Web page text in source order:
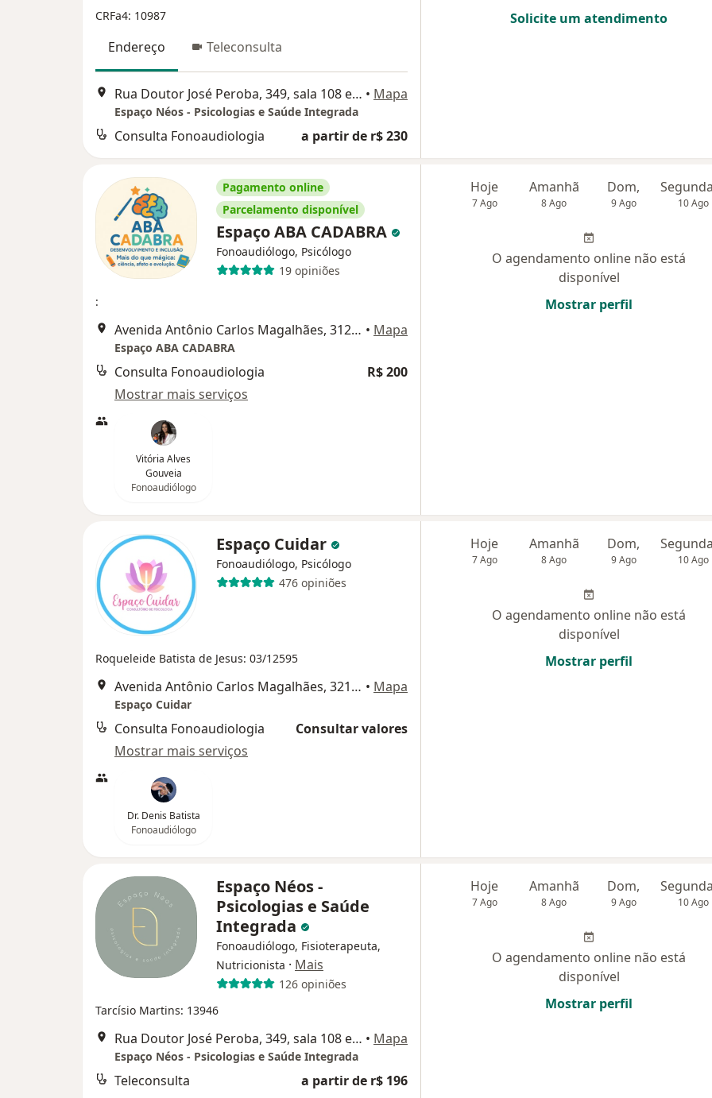
CRFa4: 10987
Endereço Teleconsulta
Rua Doutor José Peroba, 349, sala 108 e 1503, Salvador • Mapa
Espaço Néos - Psicologias e Saúde Integrada
Consulta Fonoaudiologia a partir de r$ 230
Solicite um atendimento
Pagamento online
Parcelamento disponível
Espaço ABA CADABRA
Fonoaudiólogo, Psicólogo
19 opiniões
:
Avenida Antônio Carlos Magalhães, 3129, Salvador • Mapa
Espaço ABA CADABRA
Consulta Fonoaudiologia
R$ 200
Mostrar mais serviços
Vitória Alves
Gouveia
Fonoaudiólogo
Hoje
7 Ago
Amanhã
8 Ago
Dom,
9 Ago 10 Ago
O agendamento online não está
disponível
Mostrar perfil
Espaço Cuidar
Fonoaudiólogo, Psicólogo
476 opiniões
Roqueleide Batista de Jesus: 03/12595
Avenida Antônio Carlos Magalhães, 3213 - Ed. Golden Plaza, Salas 306/307, Salvador • Mapa
Espaço Cuidar
Consulta Fonoaudiologia
Consultar valores
Mostrar mais serviços
Dr. Denis Batista
Fonoaudiólogo
Hoje
7 Ago
Amanhã
8 Ago
Dom,
9 Ago 10 Ago
O agendamento online não está
disponível
Mostrar perfil
Espaço Néos -
Psicologias e Saúde
Integrada
Fonoaudiólogo, Fisioterapeuta,
Nutricionista · Mais
126 opiniões
Tarcísio Martins: 13946
Rua Doutor José Peroba, 349, sala 108 e 1503, Salvador • Mapa
Espaço Néos - Psicologias e Saúde Integrada
Teleconsulta
a partir de r$ 196
Hoje
7 Ago
Amanhã
8 Ago
Dom,
9 Ago 10 Ago
O agendamento online não está
disponível
Mostrar perfil